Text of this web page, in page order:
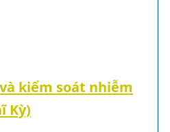
kiểm soát nhiễm
Kỳ)